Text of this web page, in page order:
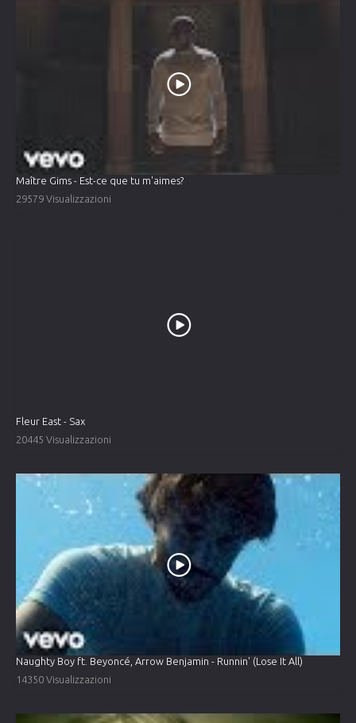
Maître Gims - Est-ce que tu m'aimes?
29579 Visualizzazioni
Fleur East - Sax
20445 Visualizzazioni
Naughty Boy ft. Beyoncé, Arrow Benjamin - Runnin' (Lose It All)
14350 Visualizzazioni